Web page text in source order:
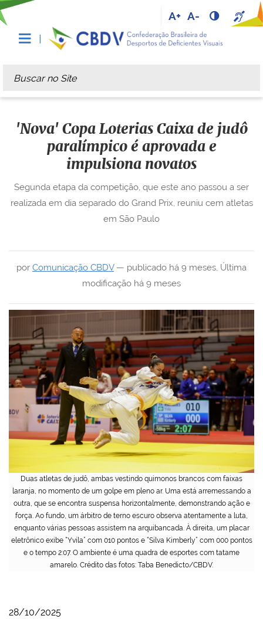
A+ A-
Busca
Busca Avançada…
Duas atletas de judô, ambas vestindo quimonos brancos com faixas
laranja, no momento de um golpe em pleno ar. Uma está arremessando a
outra, que se encontra suspensa horizontalmente, demonstrando ação e
força. Ao fundo, um árbitro de terno escuro observa atentamente a luta,
enquanto várias pessoas assistem na arquibancada. À direita, um placar
eletrônico exibe “Yvila” com 010 pontos e “Silva Kimberly” com 000 pontos
e o tempo 2:07. O ambiente é uma quadra de esportes com tatame
amarelo. Crédito das fotos: Taba Benedicto/CBDV.
'Nova' Copa Loterias Caixa de judô
paralímpico é aprovada e
impulsiona novatos
por Comunicação CBDV— publicado há 9 meses, Última
modificação há 9 meses
Segunda etapa da competição, que este ano passou a ser
realizada em dia separado do Grand Prix, reuniu cem atletas
em São Paulo
28/10/2025